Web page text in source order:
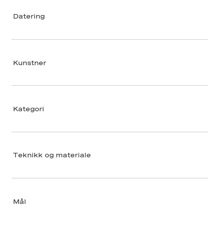
Datering
Kunstner
Kategori
Teknikk og materiale
Mål